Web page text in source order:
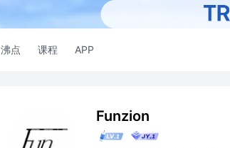
沸点 课程 APP
Funzion